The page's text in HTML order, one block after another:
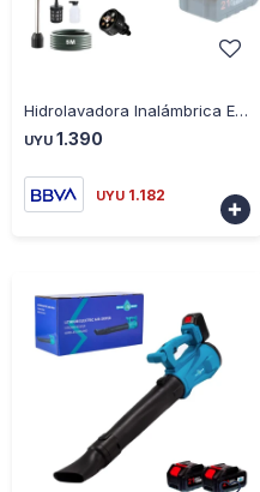
Hidrolavadora Inalámbrica Ecodrop Max 2 Baterías
UYU 1.390
UYU 1.182
